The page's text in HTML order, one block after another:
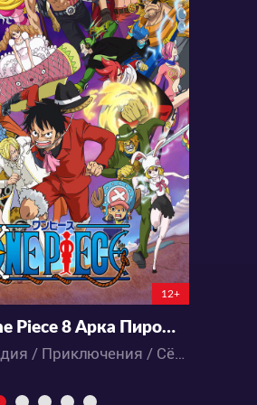
12+
Ван Пис / One Piece 8 Арка Пирожного Острова (746-891)
Аниме / Комедия / Приключения / Сёнэн / Фэнтези / Экшен